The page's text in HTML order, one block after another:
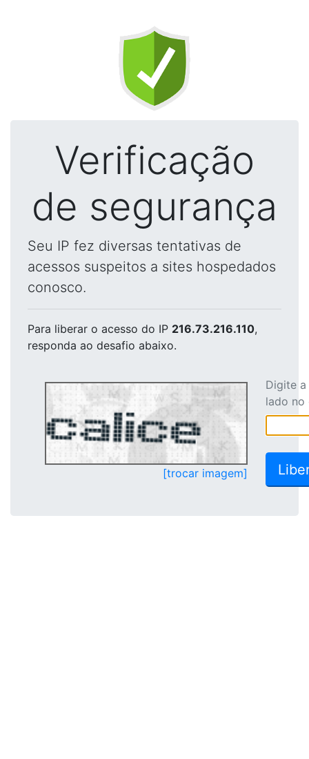
Verificação
de segurança
Seu IP fez diversas tentativas de
acessos suspeitos a sites hospedados
conosco.
Para liberar o acesso do IP 216.73.216.110,
responda ao desafio abaixo.
[trocar imagem]
Digite
lado no